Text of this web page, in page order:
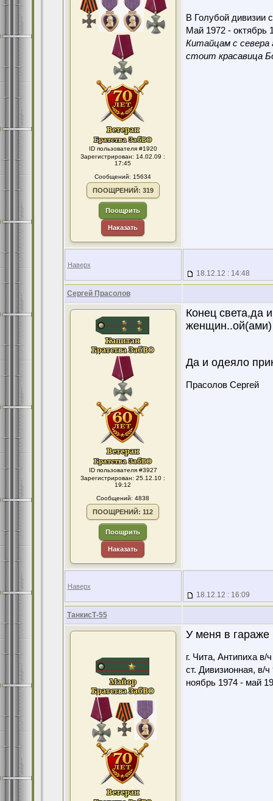
ID пользователя #1920
Зарегистрирован: 14.02.09 :
17:45
Сообщений: 15634
ПООЩРЕНИЙ: 319
Поощрить
Наказать
В Голубой дивизии
Май 1972 - октябрь
Китайцам с севера
стоит красавица
Наверх
18.12.12 : 14:48
Сергей Прасолов
ID пользователя #3927
Зарегистрирован: 25.12.10 :
19:12
Сообщений: 4838
ПООЩРЕНИЙ: 112
Поощрить
Наказать
Конец света,да
женщин..ой(ами)
Да и одеяло
Прасолов Сергей
Наверх
18.12.12 : 16:09
ТанкисТ-55
У меня в гараже
г. Чита, Антипиха в/
ст. Дивизионная, в/ч
ноябрь 1974 - май